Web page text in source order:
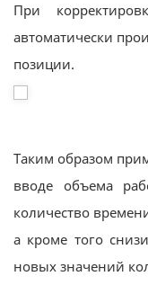
При
автоматически
позиции.
Таким образом
вводе объема
количество
а кроме того
новых значений